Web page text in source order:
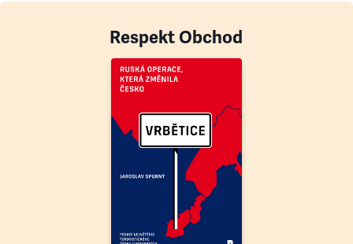
Respekt Obchod